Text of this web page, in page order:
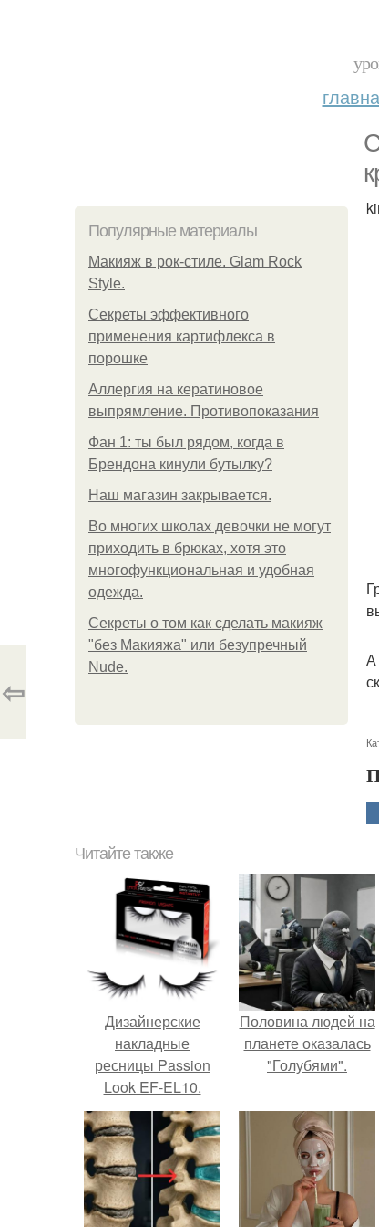
Популярные материалы
Макияж в рок-стиле. Glam Rock
Style.
Секреты эффективного
применения картифлекса в
порошке
Аллергия на кератиновое
выпрямление. Противопоказания
Фан 1: ты был рядом, когда в
Брендона кинули бутылку?
Нaш магaзин зaкрывaeтся.
Во многих школах девочки не могут
приходить в брюках, хотя это
многофункциональная и удобная
одежда.
Секреты о том как сделать макияж
"без Макияжа" или безупречный
Nude.
А
⇦
Читайте также
Дизайнерские
накладные
ресницы Passion
Look EF-EL10.
Половина людей на
планете оказалась
"Голубями".